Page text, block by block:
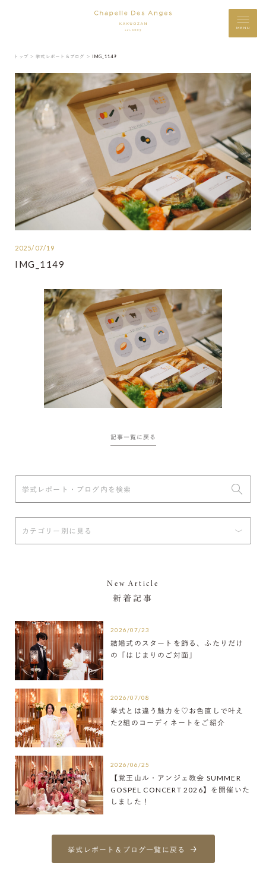
MENU
トップ ＞ 挙式レポート＆ブログ ＞ IMG_1149
2025/07/19
IMG_1149
記事一覧に戻る
New Article
新着記事
2026/07/23
結婚式のスタートを飾る、ふたりだけ
の「はじまりのご対面」
2026/07/08
挙式とは違う魅力を♡お色直しで叶え
た2組のコーディネートをご紹介
2026/06/25
【覚王山ル・アンジェ教会 SUMMER
GOSPEL CONCERT 2026】を開催いた
しました！
挙式レポート＆ブログ一覧に戻る